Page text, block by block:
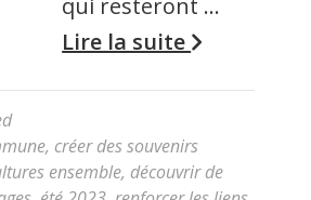
qui resteront …
Lire la suite
, créer des souvenirs
ensemble, découvrir de